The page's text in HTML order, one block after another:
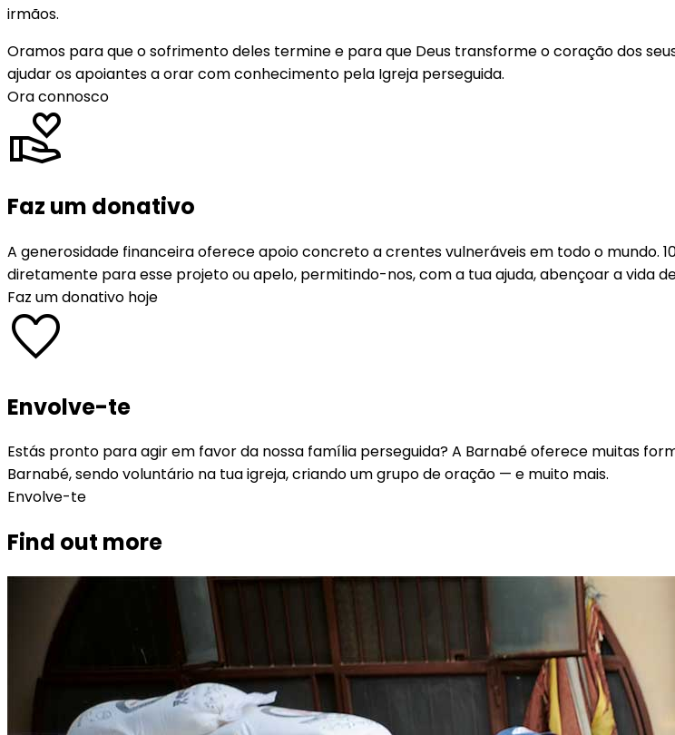
irmãos.
Oramos para que o sofrimento deles termine e para que Deus transforme o coração dos
ajudar os apoiantes a orar com conhecimento pela Igreja perseguida.
Ora connosco
volunteer_activism
Faz um donativo
A generosidade financeira oferece apoio concreto a crentes vulneráveis em todo o mundo.
diretamente para esse projeto ou apelo, permitindo-nos, com a tua ajuda, abençoar a vida
Faz um donativo hoje
favorite
Envolve-te
Estás pronto para agir em favor da nossa família perseguida? A Barnabé oferece muitas
Barnabé, sendo voluntário na tua igreja, criando um grupo de oração — e muito mais.
Envolve-te
Find out more